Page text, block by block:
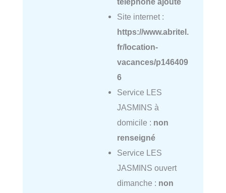
Site internet :
https://www.abritel.
fr/location-
vacances/p146409
6
Service LES
JASMINS à
domicile : non
renseigné
Service LES
JASMINS ouvert
dimanche : non